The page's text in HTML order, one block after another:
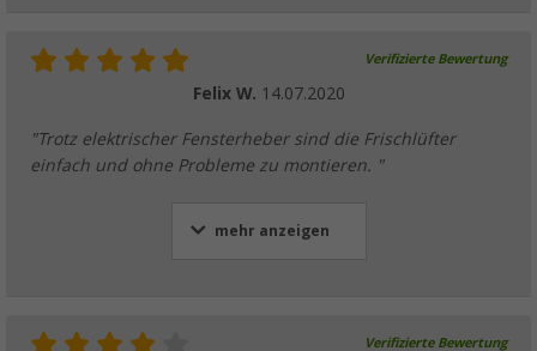
Verifizierte Bewertung
Felix W. 14.07.2020
"Trotz elektrischer Fensterheber sind die Frischlüfter
einfach und ohne Probleme zu montieren. "
mehr anzeigen
Verifizierte Bewertung